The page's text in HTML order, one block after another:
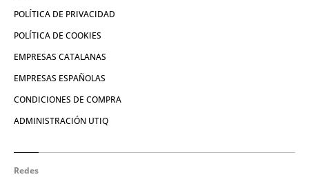
POLÍTICA DE PRIVACIDAD
POLÍTICA DE COOKIES
EMPRESAS CATALANAS
EMPRESAS ESPAÑOLAS
CONDICIONES DE COMPRA
ADMINISTRACIÓN UTIQ
Redes